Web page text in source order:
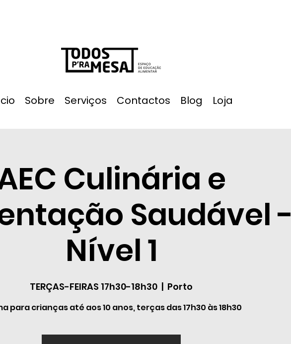
Sobre Serviços Contactos Blog Loja
Culinária e
Saudável -
Nível 1
TERÇAS-FEIRAS 17h30-18h30
  |
Porto
para crianças até aos 10 anos, terças das 17h30 às 18h30